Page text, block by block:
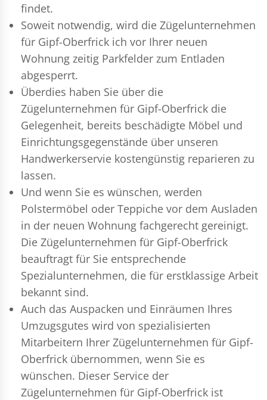
findet.
Soweit notwendig, wird die Zügelunternehmen
für Gipf-Oberfrick ich vor Ihrer neuen
Wohnung zeitig Parkfelder zum Entladen
abgesperrt.
Überdies haben Sie über die
Zügelunternehmen für Gipf-Oberfrick die
Gelegenheit, bereits beschädigte Möbel und
Einrichtungsgegenstände über unseren
Handwerkerservie kostengünstig reparieren zu
lassen.
Und wenn Sie es wünschen, werden
Polstermöbel oder Teppiche vor dem Ausladen
in der neuen Wohnung fachgerecht gereinigt.
Die Zügelunternehmen für Gipf-Oberfrick
beauftragt für Sie entsprechende
Spezialunternehmen, die für erstklassige Arbeit
bekannt sind.
Auch das Auspacken und Einräumen Ihres
Umzugsgutes wird von spezialisierten
Mitarbeitern Ihrer Zügelunternehmen für Gipf-
Oberfrick übernommen, wenn Sie es
wünschen. Dieser Service der
Zügelunternehmen für Gipf-Oberfrick ist